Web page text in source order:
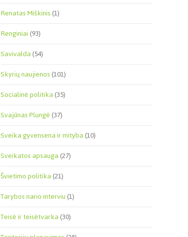
Renatas Miškinis(1)
Renginiai(93)
Savivalda(54)
Skyrių naujienos(101)
Socialinė politika(35)
Svajūnas Plungė(37)
Sveika gyvensena ir mityba(10)
Sveikatos apsauga(27)
Švietimo politika(21)
Tarybos nario interviu(1)
Teisė ir teisėtvarka(30)